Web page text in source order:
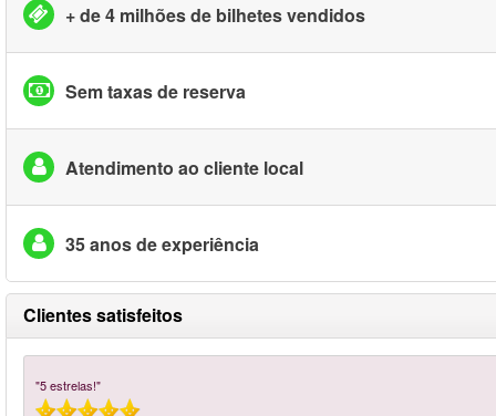
+ de 4 milhões de bilhetes vendidos
Sem taxas de reserva
Atendimento ao cliente local
35 anos de experiência
Clientes satisfeitos
"5 estrelas!"